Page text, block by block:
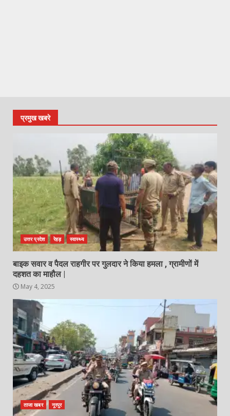
प्रमुख खबरे
उत्तर प्रदेश रेहड़ स्वास्थ्य
बाइक सवार व पैदल राहगीर पर गुलदार ने किया हमला , ग्रामीणों में
दहशत का माहौल |
May 4, 2025
ताजा खबर नूरपुर